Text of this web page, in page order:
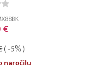
€
( -5% )
naročilu